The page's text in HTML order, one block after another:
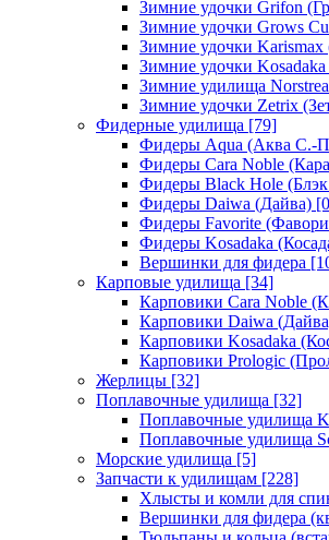
Зимние удочки Grifon
Зимние удочки Grows
Зимние удочки Karismax
Зимние удочки Kosadaka
Зимние удилища
Зимние удочки Zetrix
Фидерные удилища [79]
Фидеры Aqua (Аква С.-
Фидеры Cara Noble
Фидеры Black Hole
Фидеры Daiwa (Дайва)
Фидеры Favorite
Фидеры Kosadaka
Вершинки для фидера
Карповые удилища [34]
Карповики Cara Noble
Карповики Daiwa
Карповики Kosadaka
Карповики Prologic
Жерлицы [32]
Поплавочные удилища [32]
Поплавочные удилища
Поплавочные удилища
Морские удилища [5]
Запчасти к удилищам [228]
Хлысты и комли для
Вершинки для фидера